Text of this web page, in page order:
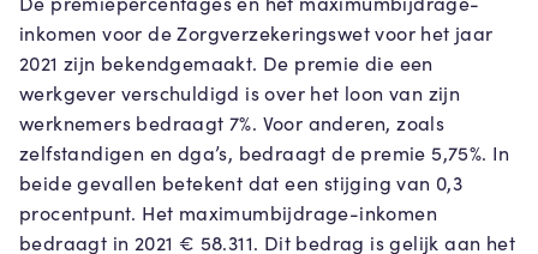
inkomen voor de Zorgverzekeringswet voor het jaar
2021 zijn bekendgemaakt. De premie die een
werkgever verschuldigd is over het loon van zijn
werknemers bedraagt 7%. Voor anderen, zoals
zelfstandigen en dga’s, bedraagt de premie 5,75%. In
beide gevallen betekent dat een stijging van 0,3
procentpunt. Het maximumbijdrage-inkomen
bedraagt in 2021 € 58.311. Dit bedrag is gelijk aan het